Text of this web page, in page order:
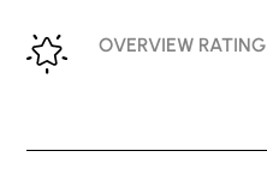
OVERVIEW RATING